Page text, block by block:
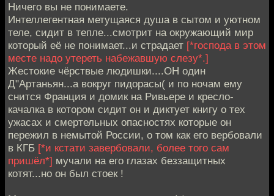
Ничего вы не понимаете.
Интеллегентная метущаяся душа в сытом и уютном
теле, сидит в тепле...смотрит на окружающий мир
который её не понимает...и страдает [*господа в этом
месте надо утереть набежавшую слезу*.]
Жестокие чёрствые людишки....ОН один
Д"Артаньян...а вокруг пидорасы( и по ночам ему
снится Франция и домик на Ривьере и кресло-
качалка в котором сидит он и диктует книгу о тех
ужасах и смертельных опасностях которые он
пережил в немытой России, о том как его вербовали
в КГБ [*и кстати завербовали, более того сам
пришёл*] мучали на его глазах беззащитных
котят...но он был стоек !